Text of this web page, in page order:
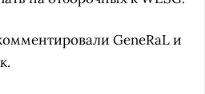
GeneRaL и